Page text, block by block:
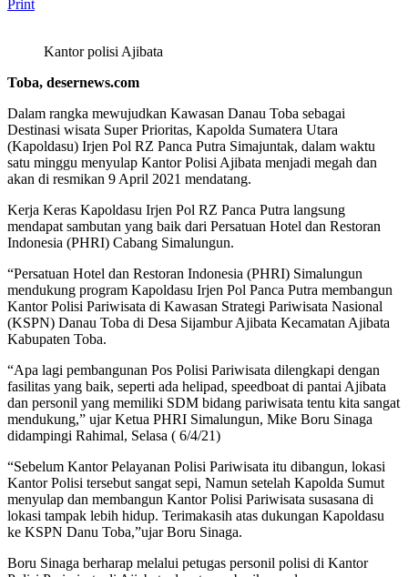
Print
Kantor polisi Ajibata
Toba, desernews.com
Dalam rangka mewujudkan Kawasan Danau Toba sebagai
Destinasi wisata Super Prioritas, Kapolda Sumatera Utara
(Kapoldasu) Irjen Pol RZ Panca Putra Simajuntak, dalam waktu
satu minggu menyulap Kantor Polisi Ajibata menjadi megah dan
akan di resmikan 9 April 2021 mendatang.
Kerja Keras Kapoldasu Irjen Pol RZ Panca Putra langsung
mendapat sambutan yang baik dari Persatuan Hotel dan Restoran
Indonesia (PHRI) Cabang Simalungun.
“Persatuan Hotel dan Restoran Indonesia (PHRI) Simalungun
mendukung program Kapoldasu Irjen Pol Panca Putra membangun
Kantor Polisi Pariwisata di Kawasan Strategi Pariwisata Nasional
(KSPN) Danau Toba di Desa Sijambur Ajibata Kecamatan Ajibata
Kabupaten Toba.
“Apa lagi pembangunan Pos Polisi Pariwisata dilengkapi dengan
fasilitas yang baik, seperti ada helipad, speedboat di pantai Ajibata
dan personil yang memiliki SDM bidang pariwisata tentu kita sangat
mendukung,” ujar Ketua PHRI Simalungun, Mike Boru Sinaga
didampingi Rahimal, Selasa ( 6/4/21)
“Sebelum Kantor Pelayanan Polisi Pariwisata itu dibangun, lokasi
Kantor Polisi tersebut sangat sepi, Namun setelah Kapolda Sumut
menyulap dan membangun Kantor Polisi Pariwisata susasana di
lokasi tampak lebih hidup. Terimakasih atas dukungan Kapoldasu
ke KSPN Danu Toba,”ujar Boru Sinaga.
Boru Sinaga berharap melalui petugas personil polisi di Kantor